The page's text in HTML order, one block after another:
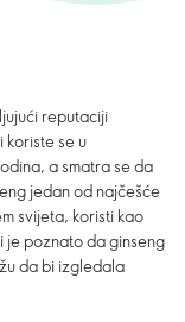
reputaciji
se u
a smatra se da
jedan od najčešće
svijeta, koristi kao
je poznato da ginseng
da bi izgledala